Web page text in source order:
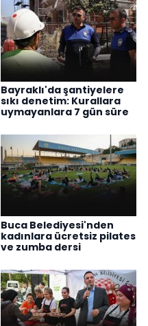
Bayraklı'da şantiyelere
sıkı denetim: Kurallara
uymayanlara 7 gün süre
Buca Belediyesi'nden
kadınlara ücretsiz pilates
ve zumba dersi